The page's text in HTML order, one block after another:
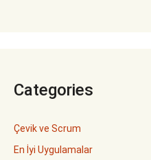
Categories
Çevik ve Scrum
En İyi Uygulamalar